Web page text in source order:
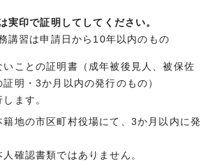
実印で証明してしてください。
講習は申請日から10年以内のもの
いことの証明書（成年被後見人、被保佐
証明・3か月以内の発行のもの）
ます。
籍地の市区町村役場にて、3か月以内に発
確認書類ではありません。